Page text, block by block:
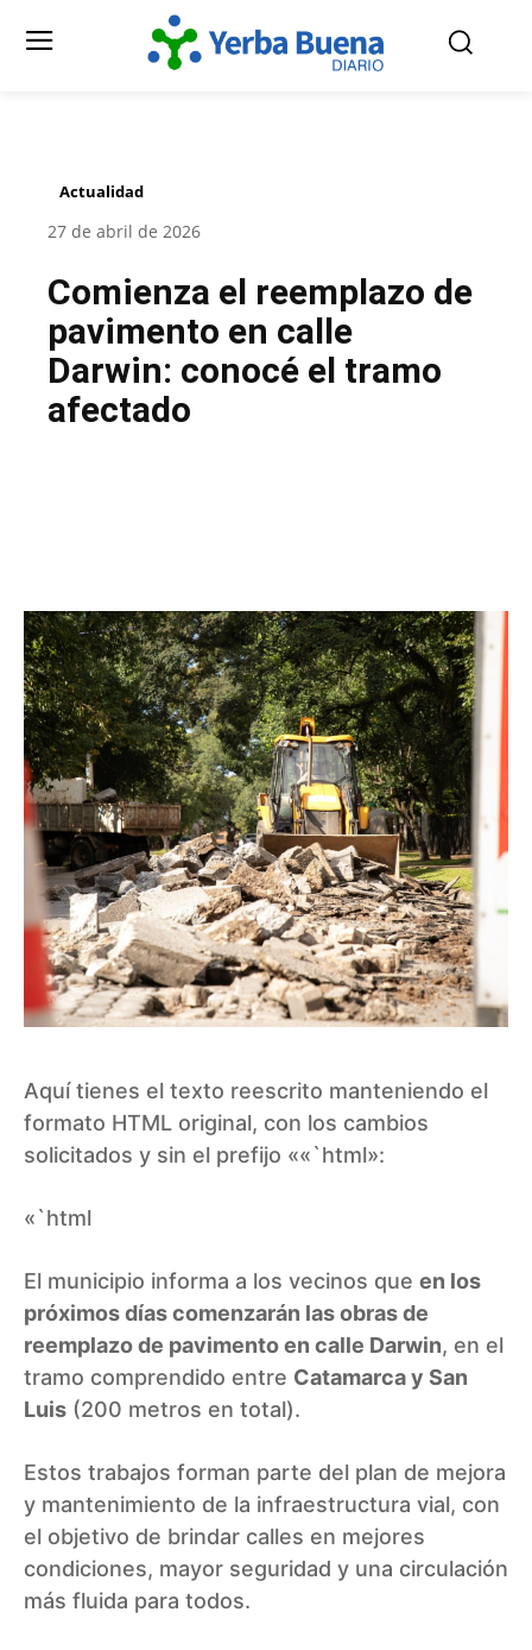
Actualidad
27 de abril de 2026
Comienza el reemplazo de
pavimento en calle
Darwin: conocé el tramo
afectado
Aquí tienes el texto reescrito manteniendo el
formato HTML original, con los cambios
solicitados y sin el prefijo ««`html»:
«`html
El municipio informa a los vecinos que en los
próximos días comenzarán las obras de
reemplazo de pavimento en calle Darwin, en el
tramo comprendido entre Catamarca y San
Luis (200 metros en total).
Estos trabajos forman parte del plan de mejora
y mantenimiento de la infraestructura vial, con
el objetivo de brindar calles en mejores
condiciones, mayor seguridad y una circulación
más fluida para todos.